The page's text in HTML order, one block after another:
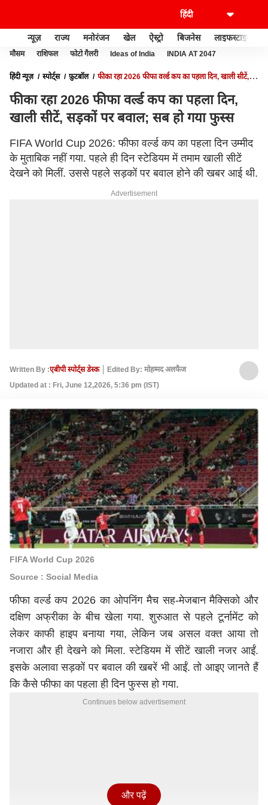
न्यूज़ राज्य मनोरंजन खेल ऐस्ट्रो बिजनेस लाइफस्टाइल
मौसम राशिफल फोटो गैलरी Ideas of India INDIA AT 2047
हिंदी न्यूज़ स्पोर्ट्स फ़ुटबॉल
फीका रहा 2026 फीफा वर्ल्ड कप का पहला दिन, खाली सीटें,
फीका रहा 2026 फीफा वर्ल्ड कप का पहला दिन,
खाली सीटें, सड़कों पर बवाल; सब हो गया फुस्स
FIFA World Cup 2026: फीफा वर्ल्ड कप का पहला दिन उम्मीद
के मुताबिक नहीं गया. पहले ही दिन स्टेडियम में तमाम खाली सीटें
देखने को मिलीं. उससे पहले सड़कों पर बवाल होने की खबर आई थी.
Advertisement
Written By :एबीपी स्पोर्ट्स डेस्क
Edited By: मोहम्मद अलफैज
Updated at : Fri, June 12,2026, 5:36 pm (IST)
FIFA World Cup 2026
Source : Social Media
फीफा वर्ल्ड कप 2026 का ओपनिंग मैच सह-मेजबान मैक्सिको और
दक्षिण अफ्रीका के बीच खेला गया. शुरुआत से पहले टूर्नामेंट को
लेकर काफी हाइप बनाया गया, लेकिन जब असल वक्त आया तो
नजारा और ही देखने को मिला. स्टेडियम में सीटें खाली नजर आईं.
इसके अलावा सड़कों पर बवाल की खबरें भी आईं. तो आइए जानते हैं
कि कैसे फीफा का पहला ही दिन फुस्स हो गया.
Continues below advertisement
और पढ़ें